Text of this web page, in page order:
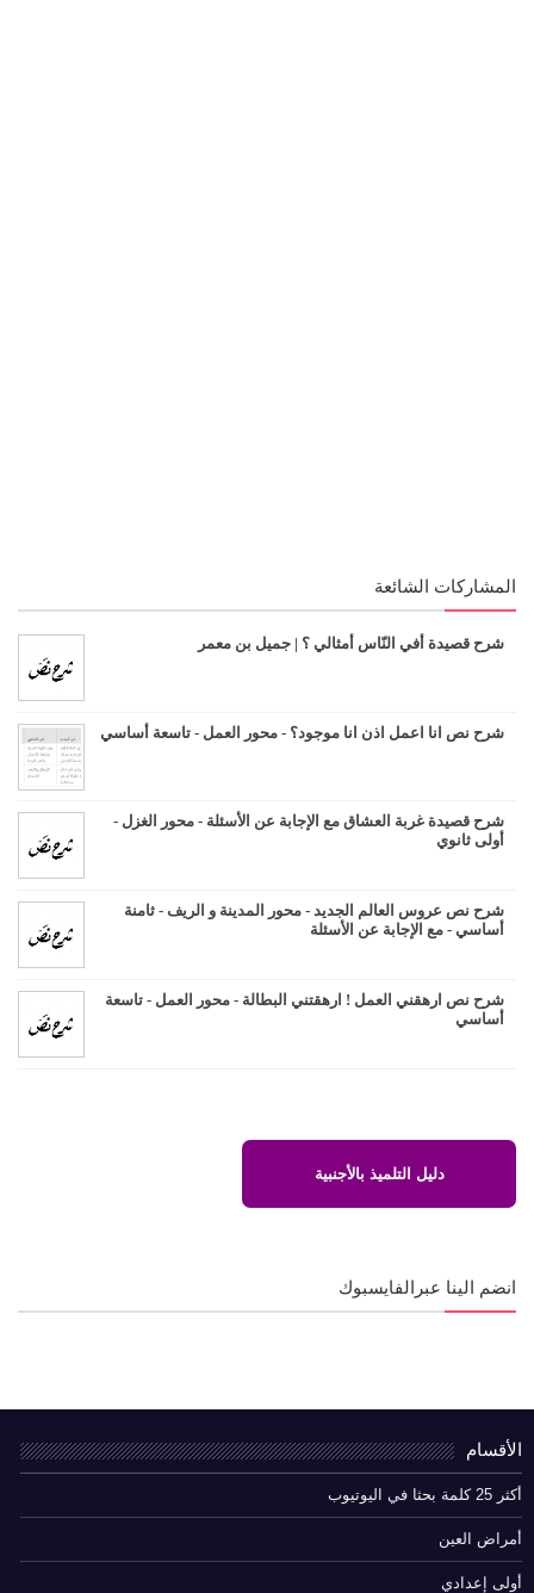
المشاركات الشائعة
شرح قصيدة أفي النّاس أمثالي ؟ | جميل بن معمر
شرح نص انا اعمل اذن انا موجود؟ - محور العمل - تاسعة أساسي
شرح قصيدة غربة العشاق مع الإجابة عن الأسئلة - محور الغزل -
أولى ثانوي
شرح نص عروس العالم الجديد - محور المدينة و الريف - ثامنة
أساسي - مع الإجابة عن الأسئلة
شرح نص ارهقني العمل ! ارهقتني البطالة - محور العمل - تاسعة
أساسي
دليل التلميذ بالأجنبية
انضم الينا عبرالفايسبوك
الأقسام
أكثر 25 كلمة بحثا في اليوتيوب
أمراض العين
أولى إعدادي